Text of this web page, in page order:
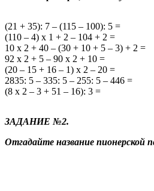
(21 + 35): 7 – (115 – 100): 5 =
(110 – 4) x 1 + 2 – 104 + 2 =
10 x 2 + 40 – (30 + 10 + 5 – 3) + 2 =
92 x 2 + 5 – 90 x 2 + 10 =
(20 – 15 + 16 – 1) x 2 – 20 =
2835: 5 – 335: 5 – 255: 5 – 446 =
(8 x 2 – 3 + 51 – 16): 3 =
ЗАДАНИЕ №2.
Отгадайте название пионерской